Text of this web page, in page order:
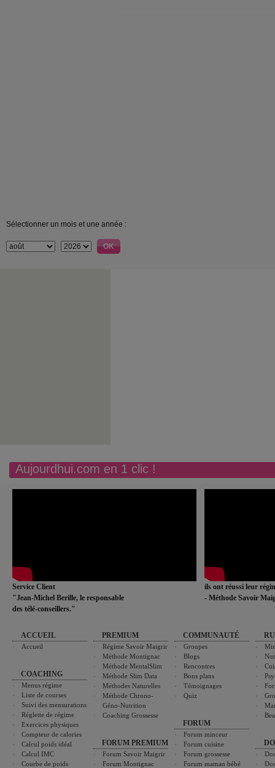
Sélectionner un mois et une année :
Aujourdhui.com en 1 clic !
Service Client
"Jean-Michel Berille, le responsable
des télé-conseillers."
ils ont réussi leur
- Méthode Savoir
ACCUEIL
Accueil
COACHING
Menus régime
Liste de courses
Suivi des mensurations
Réglette de régime
Exercices physiques
Compteur de calories
Calcul poids idéal
Calcul IMC
Courbe de poids
PREMIUM
Régime Savoir Maigrir
Méthode Montignac
Méthode MentalSlim
Méthode Slim Data
Méthodes Naturelles
Méthode Chrono-
Géno-Nutrition
Coaching Grossesse
FORUM PREMIUM
Forum Savoir Maigrir
Forum Montignac
COMMUNAUTÉ
Groupes
Blogs
Rencontres
Bons plans
Témoignages
Quiz
FORUM
Forum minceur
Forum cuisine
Forum grossesse
Forum maman bébé